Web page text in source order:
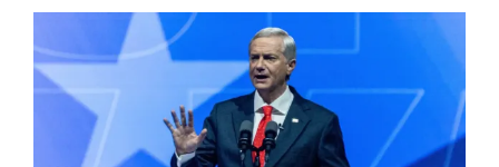
Noticias
Reportajes
Columnas
Música Clásica
imagen
más
grande